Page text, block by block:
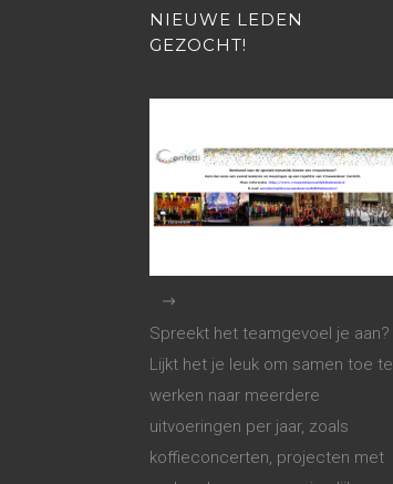
NIEUWE LEDEN
GEZOCHT!
Spreekt het teamgevoel je aan?
Lijkt het je leuk om samen toe te
werken naar meerdere
uitvoeringen per jaar, zoals
koffieconcerten, projecten met